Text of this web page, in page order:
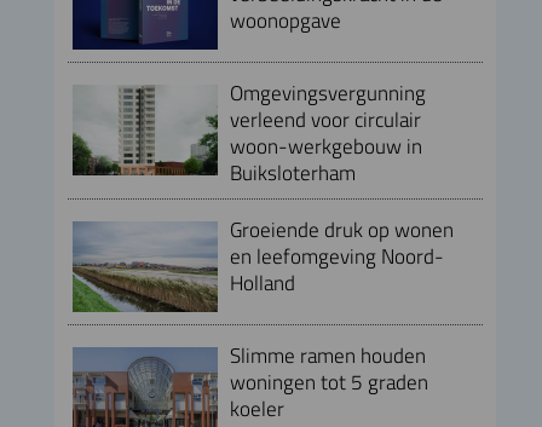
woonopgave
Omgevingsvergunning
verleend voor circulair
woon-werkgebouw in
Buiksloterham
Groeiende druk op wonen
en leefomgeving Noord-
Holland
Slimme ramen houden
woningen tot 5 graden
koeler